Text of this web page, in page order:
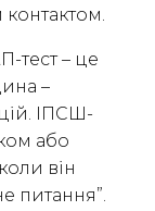
тест – це
–
ІПСШ-
або
він
питання”.